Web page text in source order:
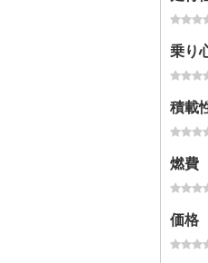
乗り
積載
燃費
価格